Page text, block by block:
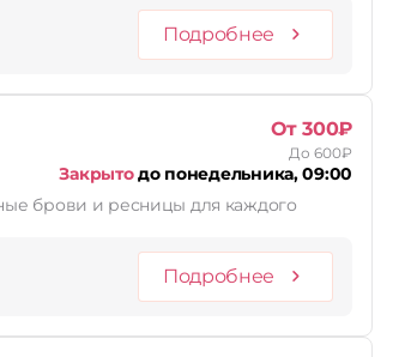
Подробнее
От 300₽
До 600₽
Закрытодо понедельника, 09:00
брови и ресницы для каждого
Подробнее